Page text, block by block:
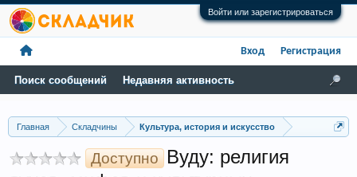
Войти или зарегистрироваться
Главная Складчины Культура, история и искусство
Доступно Вуду: религия
Поиск сообщений Недавняя активность
Вход Регистрация